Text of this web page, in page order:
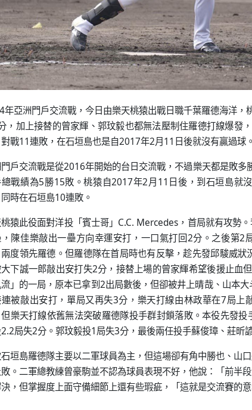
年亞洲門戶交流戰，今日由樂天桃猿出戰日職千葉羅德海洋，
，加上接替的曾家輝、郭玟毅也都無法壓制住羅德打線爆發
戰11連敗，在石垣島也是自2017年2月11日後就沒有贏過球。
戶交流戰是從2016年開始的台日交流戰，不過樂天都是敗
總戰績為5勝15敗。桃猿自2017年2月11日後，到石垣島就
時在石垣島10連敗。
猿此役面對洋投「賓士哥」C.C. Mercedes，首局就有攻勢
陳佳樂敲出一壘方向幸運安打，一口氣打回2分。之後第2
度領先羅德。但羅德隊在首局時也有反擊，趁先發邱駿威
下誠一郎敲出安打失2分，接替上場的曾家輝希望後援止血
流」的一局，原本已拿到2出局數後，但卻被井上晴哉、山本
被敲出安打，單局又再失3分，樂天打線由林政華在7局上
樂天打線依舊無法突破羅德隊投手群封鎖落敗。本役先發
局失2分。郭玟毅投1局失3分，最後兩任投手蘇俊璋、莊昕
垣島羅德隊主要以二軍球員為主，但這場卻有角中勝也、山
。二軍總教練曾豪駒並不認為球員表現不好，他說：「前半
，但掌握度上面守備細節上還有些瑕疵，「這就是交流賽的